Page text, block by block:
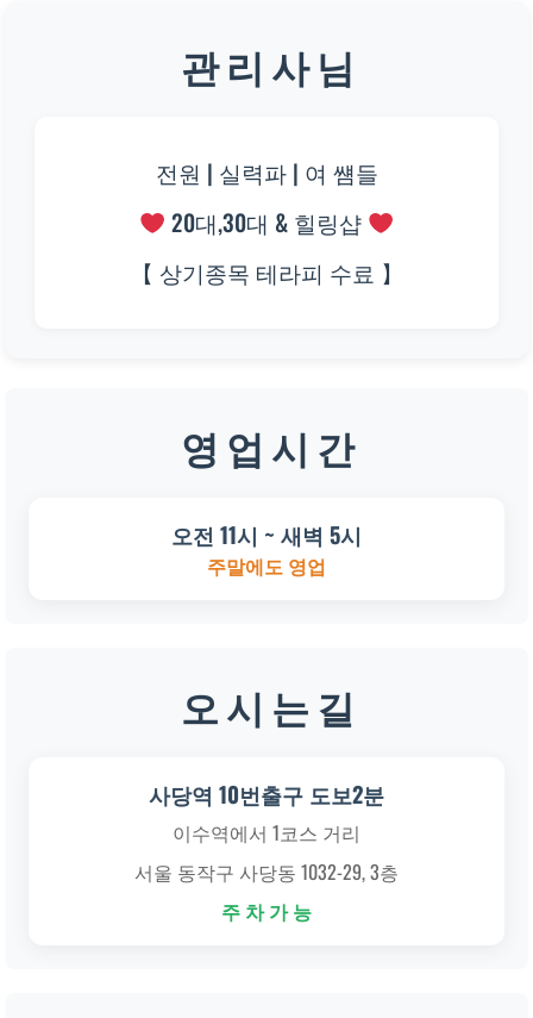
관 리 사 님
전원 | 실력파 | 여 썜들
20대,30대 & 힐링샵
【 상기종목 테라피 수료 】
영 업 시 간
오전 11시 ~ 새벽 5시
주말에도 영업
오 시 는 길
사당역 10번출구 도보2분
이수역에서 1코스 거리
서울 동작구 사당동 1032-29, 3층
주 차 가 능